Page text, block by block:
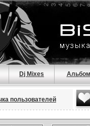
Dj Mixes
пользователей